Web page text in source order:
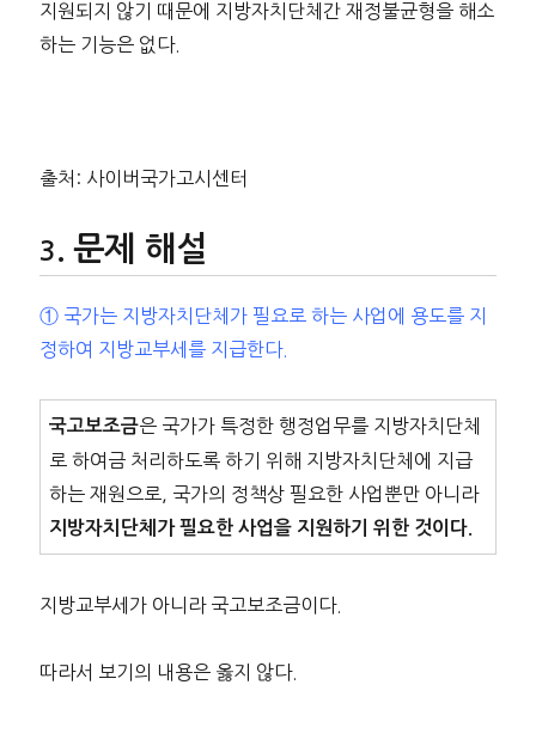
지원되지 않기 때문에 지방자치단체간 재정불균형을 해소
하는 기능은 없다.
출처: 사이버국가고시센터
문제 해설
① 국가는 지방자치단체가 필요로 하는 사업에 용도를 지
정하여 지방교부세를 지급한다.
국고보조금은 국가가 특정한 행정업무를 지방자치단체
로 하여금 처리하도록 하기 위해 지방자치단체에 지급
하는 재원으로, 국가의 정책상 필요한 사업뿐만 아니라
지방자치단체가 필요한 사업을 지원하기 위한 것이다.
지방교부세가 아니라 국고보조금이다.
따라서 보기의 내용은 옳지 않다.